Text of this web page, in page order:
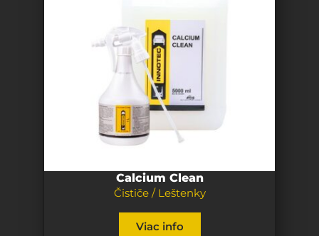
Calcium Clean
Čističe / Leštenky
Viac info